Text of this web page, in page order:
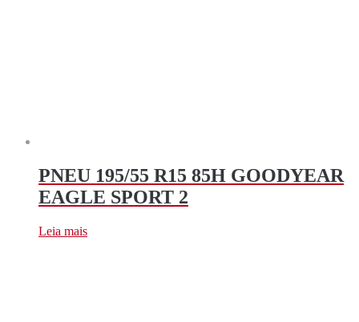
PNEU 195/55 R15 85H GOODYEAR
EAGLE SPORT 2
Leia mais